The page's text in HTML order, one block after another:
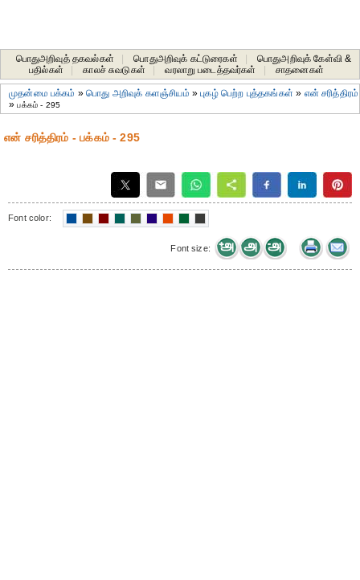
பொதுஅறிவுத் தகவல்கள் பொதுஅறிவுக் கட்டுரைகள்
பொதுஅறிவுக் கேள்வி &
பதில்கள்
காலச் சுவடுகள் வரலாறு படைத்தவர்கள் சாதனைகள்‎
முதன்மை பக்கம் »பொது அறிவுக் களஞ்சியம் »புகழ் பெற்ற புத்தகங்கள் » என் சரித்திரம்
»பக்கம் - 295
என் சரித்திரம் - பக்கம் - 295
Font color:
Font size: